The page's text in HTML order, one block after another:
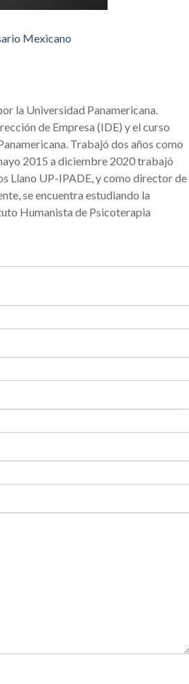
Mexicano
la Universidad Panamericana.
de Empresa (IDE) y el curso
Trabajó dos años como
2015 a diciembre 2020 trabajó
Llano UP-IPADE, y como director de
se encuentra estudiando la
Humanista de Psicoterapia